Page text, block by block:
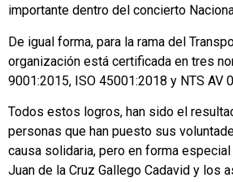
importante dentro del concierto
De igual forma, para la rama del
organización está certificada en tres
9001:2015, ISO 45001:2018 y NTS AV
Todos estos logros, han sido el
personas que han puesto sus
causa solidaria, pero en forma
Juan de la Cruz Gallego Cadavid y los